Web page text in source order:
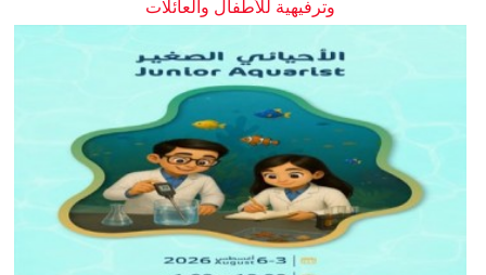
وترفيهية للأطفال والعائلات